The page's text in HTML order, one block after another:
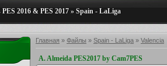
PES 2016 & PES 2017 » Spain - LaLiga
Главная » Файлы » Spain - LaLiga » Valencia
A. Almeida PES2017 by Cam7PES